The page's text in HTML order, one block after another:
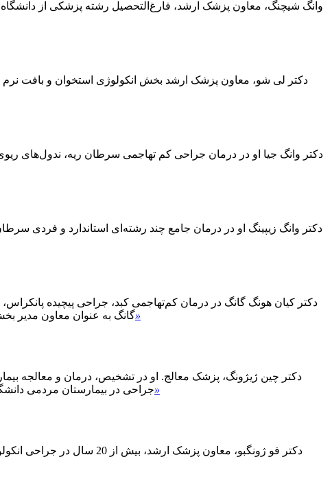
دکتر لی شو، معاون پزشک ارشد بخش انکولوژی استخوان و بافت نرم
دکتر وانگ جیا او در درمان جراحی کم تهاجمی سرطان ریه، ندول‌های
دکتر وانگ زیپینگ او در درمان جامع چند رشته‌ای استاندارد و فردی
دکتر کیان هونگ گانگ در درمان کم‌تهاجمی کبد، جراحی پیچیده
گانگ به عنوان معاون مدیر بخش، در سال ۱۹۹۹ در این رشته مشغول به کار شد، در سال ۲۰۰۵»
جراحی در بیمارستان مردمی دانشگاه پکن اقامت گزید. او در سال ۲۰۰۱ به»